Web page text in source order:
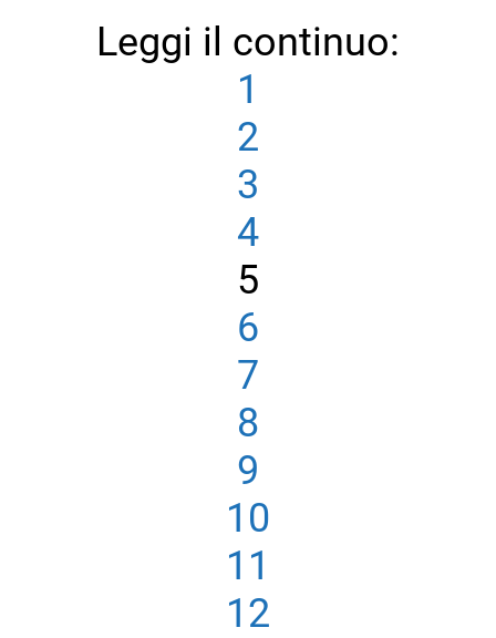
Leggi il continuo:
1
2
3
4
5
6
7
8
9
10
11
12